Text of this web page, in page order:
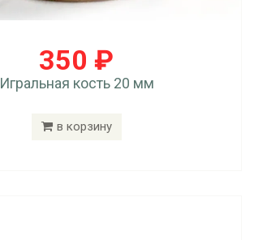
350 ₽
Игральная кость 20 мм
в корзину